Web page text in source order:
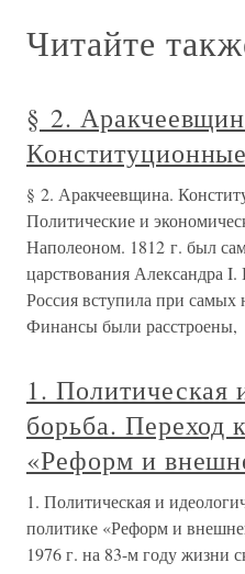
Читайте
§ 2.
§ 2. Аракчеевщина.
Политические и
Наполеоном. 1812 г. был
царствования Александра
Россия вступила при самых
Финансы были расстроены,
1. Политическая
борьба. Переход
«Реформ и
1. Политическая и
политике «Реформ и
1976 г. на 83-м году жизни